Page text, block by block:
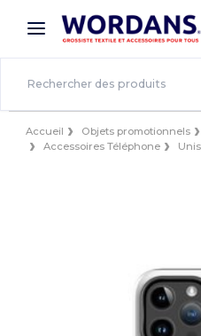
× Appli Wordans
Meilleurs prix sur l’app !
Accueil Objets promotionnels
Accessoires Téléphone